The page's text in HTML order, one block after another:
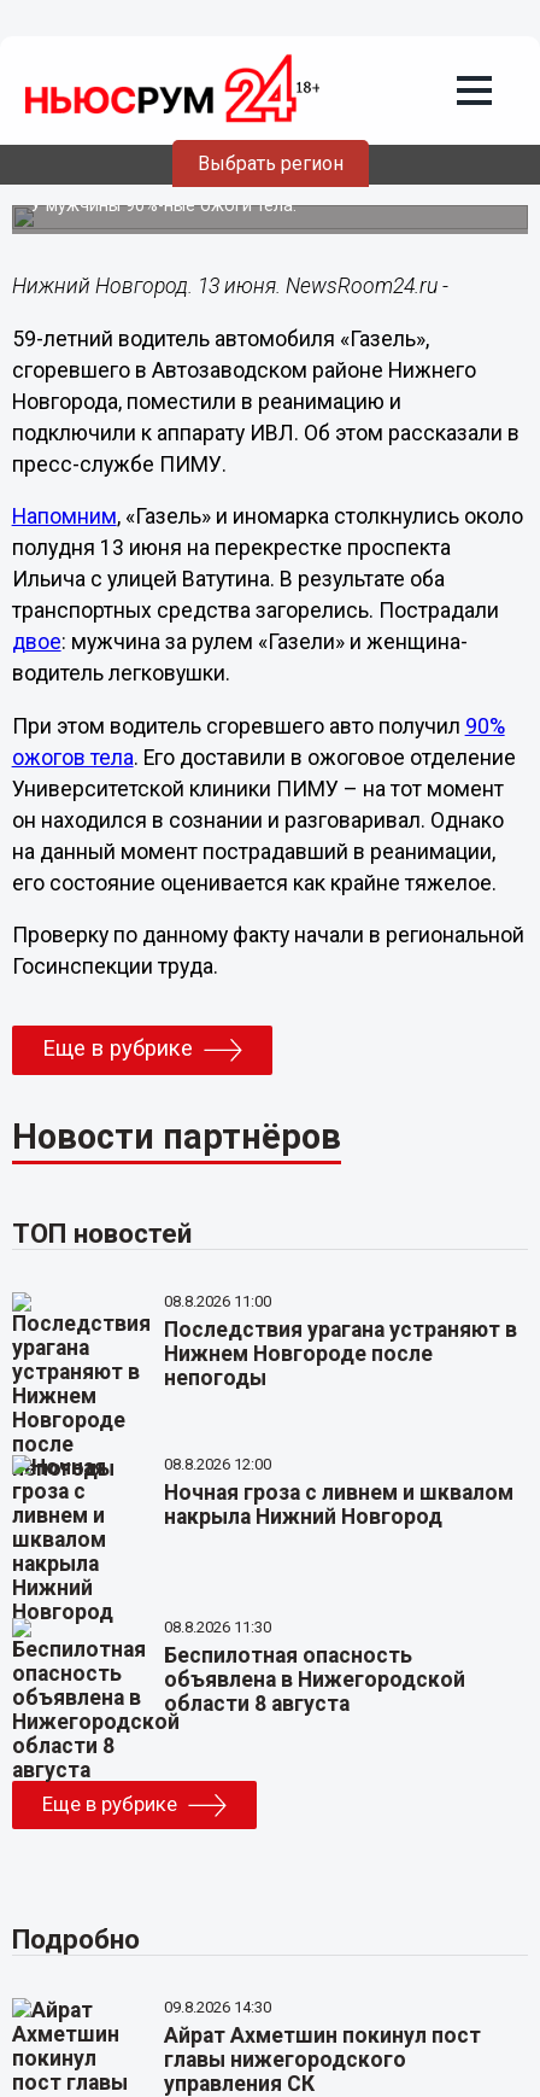
Выбрать регион
13.06.202316:47
Водителя сгоревшей «Газели» в
Нижнем Новгороде подключили к ИВЛ
У мужчины 90%-ные ожоги тела.
Нижний Новгород. 13 июня. NewsRoom24.ru -
59-летний водитель автомобиля «Газель»,
сгоревшего в Автозаводском районе Нижнего
Новгорода, поместили в реанимацию и
подключили к аппарату ИВЛ. Об этом рассказали в
пресс-службе ПИМУ.
Напомним, «Газель» и иномарка столкнулись около
полудня 13 июня на перекрестке проспекта
Ильича с улицей Ватутина. В результате оба
транспортных средства загорелись. Пострадали
двое: мужчина за рулем «Газели» и женщина-
водитель легковушки.
При этом водитель сгоревшего авто получил 90%
ожогов тела. Его доставили в ожоговое отделение
Университетской клиники ПИМУ – на тот момент
он находился в сознании и разговаривал. Однако
на данный момент пострадавший в реанимации,
его состояние оценивается как крайне тяжелое.
Проверку по данному факту начали в региональной
Госинспекции труда.
Еще в рубрике
Новости партнёров
ТОП новостей
08.8.2026 11:00
Последствия урагана устраняют в
Нижнем Новгороде после
непогоды
08.8.2026 12:00
Ночная гроза с ливнем и шквалом
накрыла Нижний Новгород
08.8.2026 11:30
Беспилотная опасность
объявлена в Нижегородской
области 8 августа
Еще в рубрике
Подробно
09.8.2026 14:30
Айрат Ахметшин покинул пост
главы нижегородского
управления СК